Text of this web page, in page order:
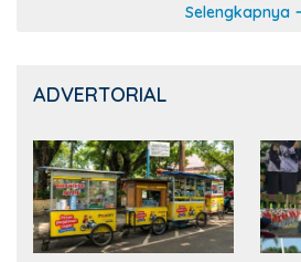
Selengkapnya
ADVERTORIAL